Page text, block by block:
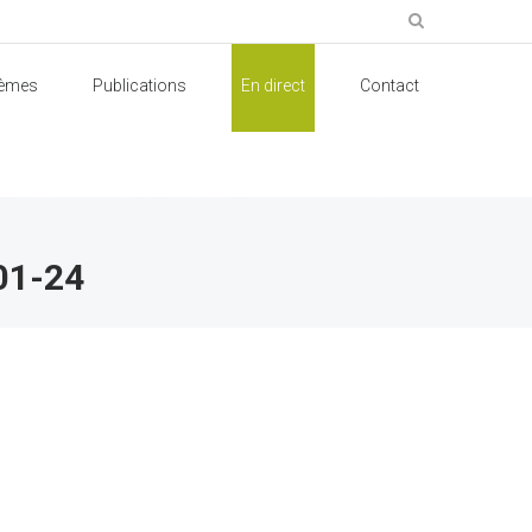
Publications En direct Contact
24